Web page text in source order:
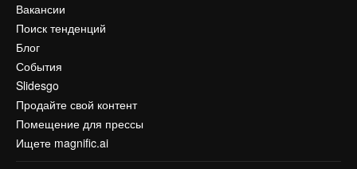
Вакансии
Поиск тенденций
Блог
События
Slidesgo
Продайте свой контент
Помещение для прессы
Ищете magnific.ai